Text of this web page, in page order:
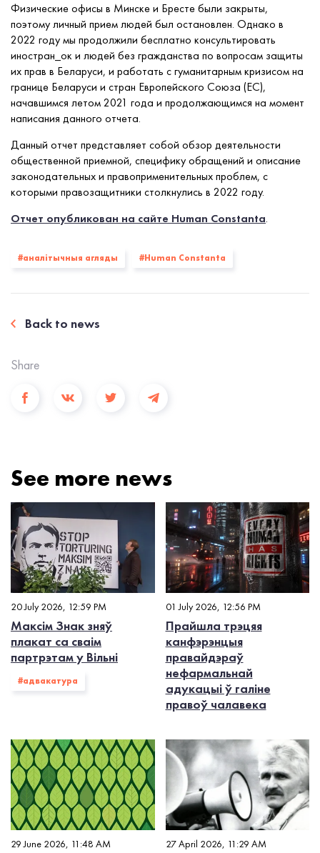
Физические офисы в Минске и Бресте были закрыты,
поэтому личный прием людей был остановлен. Однако в
2022 году мы продолжили бесплатно консультировать
иностран_ок и людей без гражданства по вопросам защиты
их прав в Беларуси, и работать с гуманитарным кризисом на
границе Беларуси и стран Европейского Союза (ЕС),
начавшимся летом 2021 года и продолжающимся на момент
написания данного отчета.
Данный отчет представляет собой обзор деятельности
общественной приемной, специфику обращений и описание
законодательных и правоприменительных проблем, с
которыми правозащитники столкнулись в 2022 году.
Отчет опубликован на сайте Human Constanta.
#аналітычныя агляды #Human Constanta
Back to news
Share
See more news
20 July 2026, 12:59 PM
Максім Знак зняў
плакат са сваім
партрэтам у Вільні
#адвакатура
01 July 2026, 12:56 PM
Прайшла трэцяя
канфэрэнцыя
правайдэраў
нефармальнай
адукацыі ў галіне
правоў чалавека
29 June 2026, 11:48 AM 27 April 2026, 11:29 AM